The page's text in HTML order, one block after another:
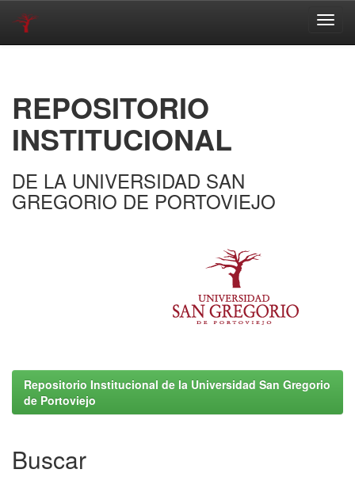
REPOSITORIO
INSTITUCIONAL
DE LA UNIVERSIDAD SAN
GREGORIO DE PORTOVIEJO
Repositorio Institucional de la Universidad San Gregorio
de Portoviejo
Buscar